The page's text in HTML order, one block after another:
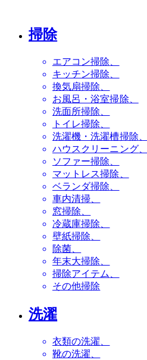
掃除
エアコン掃除
キッチン掃除
換気扇掃除
お風呂・浴室掃除
洗面所掃除
トイレ掃除
洗濯機・洗濯槽掃除
ハウスクリーニング
ソファー掃除
マットレス掃除
ベランダ掃除
車内清掃
窓掃除
冷蔵庫掃除
壁紙掃除
除菌
年末大掃除
掃除アイテム
その他掃除
洗濯
衣類の洗濯
靴の洗濯